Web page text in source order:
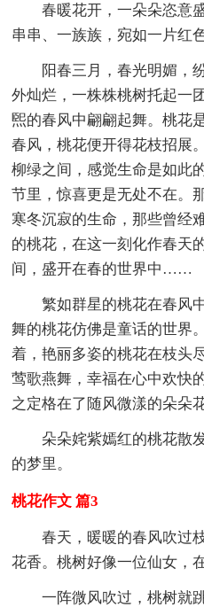
春暖花开，一朵朵恣意
串串、一族族，宛如一片红
阳春三月，春光明媚，
外灿烂，一株株桃树托起一
煕的春风中翩翩起舞。桃花
春风，桃花便开得花枝招展
柳绿之间，感觉生命是如此
节里，惊喜更是无处不在。
寒冬沉寂的生命，那些曾经
的桃花，在这一刻化作春天
间，盛开在春的世界中……
繁如群星的桃花在春风
舞的桃花仿佛是童话的世界
着，艳丽多姿的桃花在枝头
莺歌燕舞，幸福在心中欢快
之定格在了随风微漾的朵朵
朵朵姹紫嫣红的桃花散
的梦里。
桃花作文 篇3
春天，暖暖的春风吹过
花香。桃树好像一位仙女，
一阵微风吹过，桃树就